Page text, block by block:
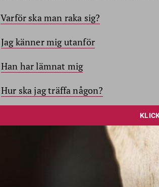
Varför ska man raka sig?
Jag känner mig utanför
Han har lämnat mig
Hur ska jag träffa någon?
Nu är jag själv – och telefonen tyst